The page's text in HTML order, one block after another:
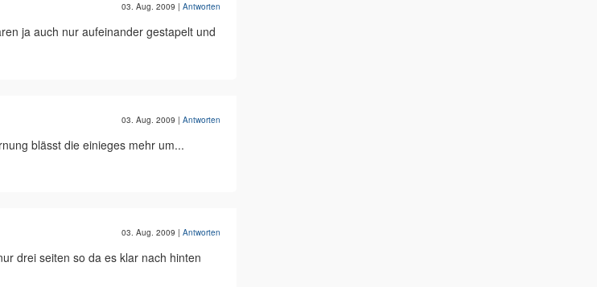
03. Aug. 2009 | Antworten
ja auch nur aufeinander gestapelt und
03. Aug. 2009 | Antworten
blässt die einieges mehr um...
03. Aug. 2009 | Antworten
drei seiten so da es klar nach hinten